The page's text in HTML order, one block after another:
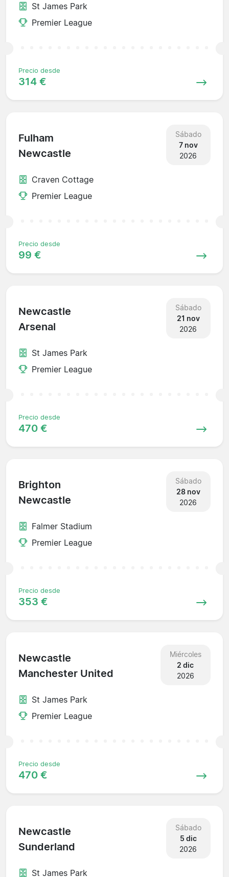
St James Park
Premier League
Precio desde
314 €
Fulham
Newcastle
Sábado
7 nov
2026
Craven Cottage
Premier League
Precio desde
99 €
Newcastle
Arsenal
Sábado
21 nov
2026
St James Park
Premier League
Precio desde
470 €
Brighton
Newcastle
Sábado
28 nov
2026
Falmer Stadium
Premier League
Precio desde
353 €
Newcastle
Manchester United
Miércoles
2 dic
2026
St James Park
Premier League
Precio desde
470 €
Newcastle
Sunderland
Sábado
5 dic
2026
St James Park